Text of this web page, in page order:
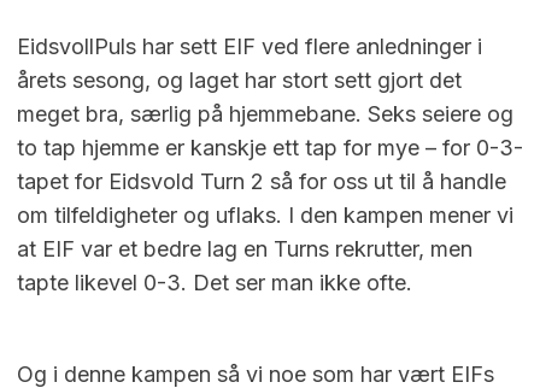
EidsvollPuls har sett EIF ved flere anledninger i
årets sesong, og laget har stort sett gjort det
meget bra, særlig på hjemmebane. Seks seiere og
to tap hjemme er kanskje ett tap for mye – for 0-3-
tapet for Eidsvold Turn 2 så for oss ut til å handle
om tilfeldigheter og uflaks. I den kampen mener vi
at EIF var et bedre lag en Turns rekrutter, men
tapte likevel 0-3. Det ser man ikke ofte.
Og i denne kampen så vi noe som har vært EIFs